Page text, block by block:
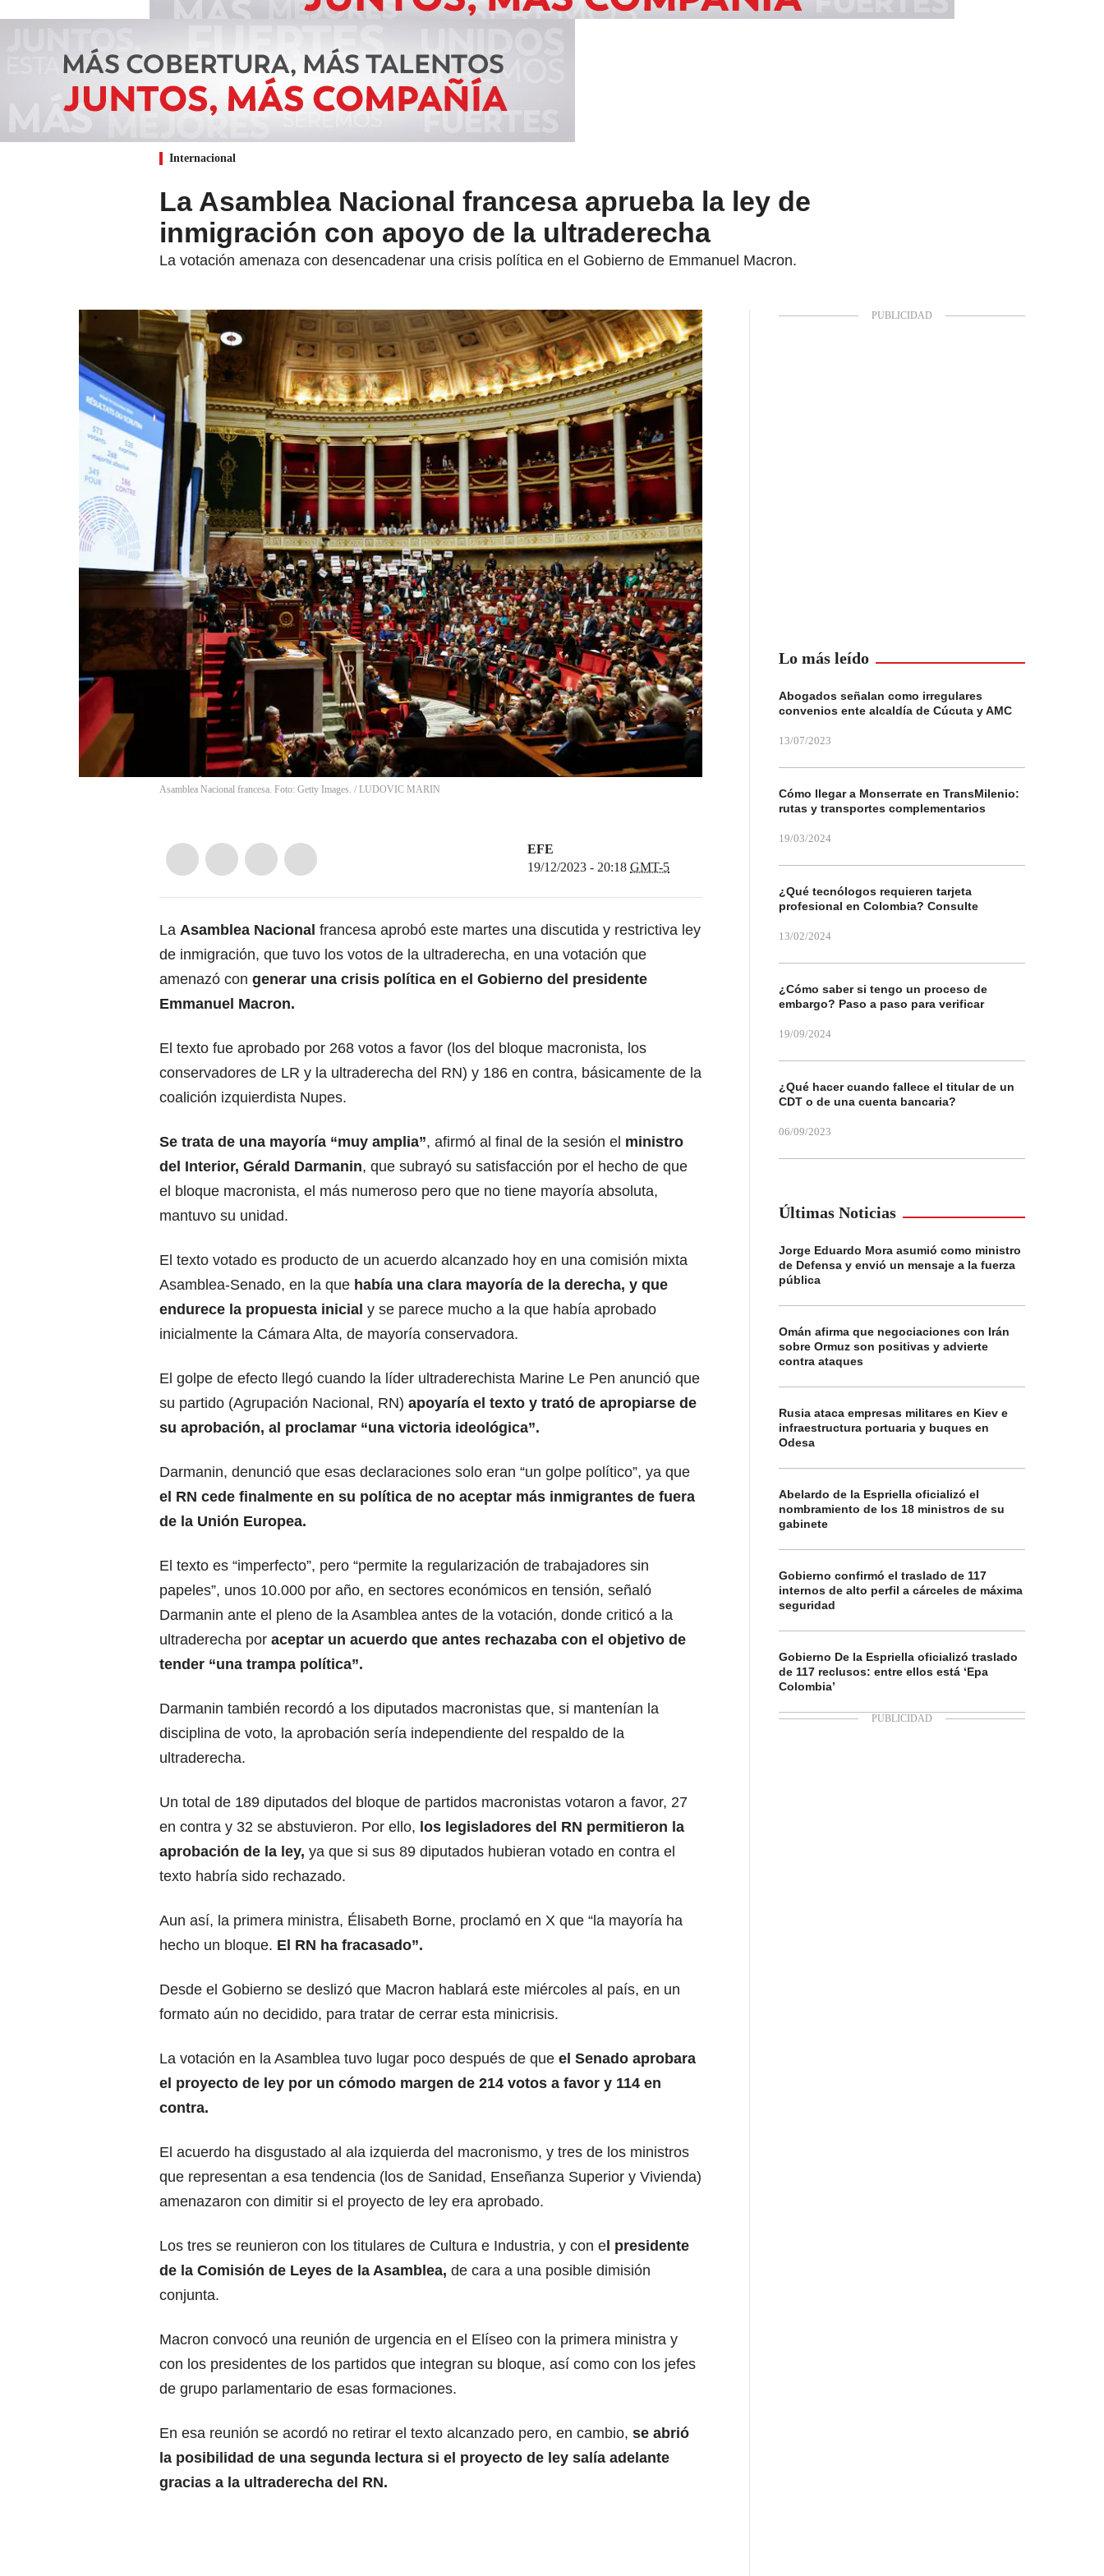
Internacional
La Asamblea Nacional francesa aprueba la ley de
inmigración con apoyo de la ultraderecha
La votación amenaza con desencadenar una crisis política en el Gobierno de Emmanuel Macron.
Asamblea Nacional francesa. Foto: Getty Images. / LUDOVIC MARIN
EFE
19/12/2023 - 20:18 GMT-5
La Asamblea Nacional francesa aprobó este martes una discutida y restrictiva ley
de inmigración, que tuvo los votos de la ultraderecha, en una votación que
amenazó con generar una crisis política en el Gobierno del presidente
Emmanuel Macron.
El texto fue aprobado por 268 votos a favor (los del bloque macronista, los
conservadores de LR y la ultraderecha del RN) y 186 en contra, básicamente de la
coalición izquierdista Nupes.
Se trata de una mayoría “muy amplia”, afirmó al final de la sesión el ministro
del Interior, Gérald Darmanin, que subrayó su satisfacción por el hecho de que
el bloque macronista, el más numeroso pero que no tiene mayoría absoluta,
mantuvo su unidad.
El texto votado es producto de un acuerdo alcanzado hoy en una comisión mixta
Asamblea-Senado, en la que había una clara mayoría de la derecha, y que
endurece la propuesta inicial y se parece mucho a la que había aprobado
inicialmente la Cámara Alta, de mayoría conservadora.
El golpe de efecto llegó cuando la líder ultraderechista Marine Le Pen anunció que
su partido (Agrupación Nacional, RN) apoyaría el texto y trató de apropiarse de
su aprobación, al proclamar “una victoria ideológica”.
Darmanin, denunció que esas declaraciones solo eran “un golpe político”, ya que
el RN cede finalmente en su política de no aceptar más inmigrantes de fuera
de la Unión Europea.
El texto es “imperfecto”, pero “permite la regularización de trabajadores sin
papeles”, unos 10.000 por año, en sectores económicos en tensión, señaló
Darmanin ante el pleno de la Asamblea antes de la votación, donde criticó a la
ultraderecha por aceptar un acuerdo que antes rechazaba con el objetivo de
tender “una trampa política”.
Darmanin también recordó a los diputados macronistas que, si mantenían la
disciplina de voto, la aprobación sería independiente del respaldo de la
ultraderecha.
Un total de 189 diputados del bloque de partidos macronistas votaron a favor, 27
en contra y 32 se abstuvieron. Por ello, los legisladores del RN permitieron la
aprobación de la ley, ya que si sus 89 diputados hubieran votado en contra el
texto habría sido rechazado.
Aun así, la primera ministra, Élisabeth Borne, proclamó en X que “la mayoría ha
hecho un bloque. El RN ha fracasado”.
Desde el Gobierno se deslizó que Macron hablará este miércoles al país, en un
formato aún no decidido, para tratar de cerrar esta minicrisis.
La votación en la Asamblea tuvo lugar poco después de que el Senado aprobara
el proyecto de ley por un cómodo margen de 214 votos a favor y 114 en
contra.
El acuerdo ha disgustado al ala izquierda del macronismo, y tres de los ministros
que representan a esa tendencia (los de Sanidad, Enseñanza Superior y Vivienda)
amenazaron con dimitir si el proyecto de ley era aprobado.
Los tres se reunieron con los titulares de Cultura e Industria, y con e l presidente
de la Comisión de Leyes de la Asamblea, de cara a una posible dimisión
conjunta.
Macron convocó una reunión de urgencia en el Elíseo con la primera ministra y
con los presidentes de los partidos que integran su bloque, así como con los jefes
de grupo parlamentario de esas formaciones.
En esa reunión se acordó no retirar el texto alcanzado pero, en cambio, se abrió
la posibilidad de una segunda lectura si el proyecto de ley salía adelante
gracias a la ultraderecha del RN.
Lo más leído
Abogados señalan como irregulares
convenios ente alcaldía de Cúcuta y AMC
13/07/2023
Cómo llegar a Monserrate en TransMilenio:
rutas y transportes complementarios
19/03/2024
¿Qué tecnólogos requieren tarjeta
profesional en Colombia? Consulte
13/02/2024
¿Cómo saber si tengo un proceso de
embargo? Paso a paso para verificar
19/09/2024
¿Qué hacer cuando fallece el titular de un
CDT o de una cuenta bancaria?
06/09/2023
Últimas Noticias
Jorge Eduardo Mora asumió como ministro
de Defensa y envió un mensaje a la fuerza
pública
Omán afirma que negociaciones con Irán
sobre Ormuz son positivas y advierte
contra ataques
Rusia ataca empresas militares en Kiev e
infraestructura portuaria y buques en
Odesa
Abelardo de la Espriella oficializó el
nombramiento de los 18 ministros de su
gabinete
Gobierno confirmó el traslado de 117
internos de alto perfil a cárceles de máxima
seguridad
Gobierno De la Espriella oficializó traslado
de 117 reclusos: entre ellos está ‘Epa
Colombia’